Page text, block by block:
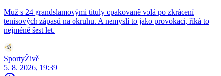
Muž s 24 grandslamovými tituly opakovaně volá po zkrácení
tenisových zápasů na okruhu. A nemyslí to jako provokaci, říká to
nejméně šest let.
SportyŽivě
5. 8. 2026, 19:39